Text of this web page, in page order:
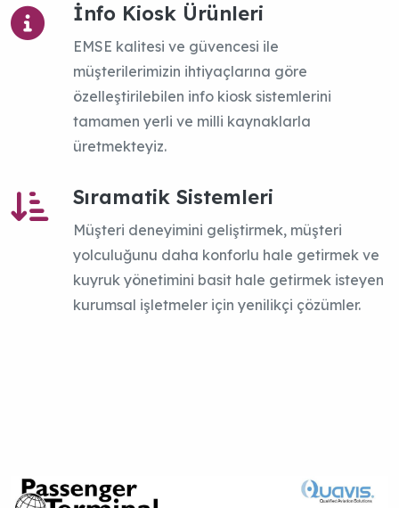
İnfo Kiosk Ürünleri
EMSE kalitesi ve güvencesi ile
müşterilerimizin ihtiyaçlarına göre
özelleştirilebilen info kiosk sistemlerini
tamamen yerli ve milli kaynaklarla
üretmekteyiz.
Sıramatik Sistemleri
Müşteri deneyimini geliştirmek, müşteri
yolculuğunu daha konforlu hale getirmek ve
kuyruk yönetimini basit hale getirmek isteyen
kurumsal işletmeler için yenilikçi çözümler.